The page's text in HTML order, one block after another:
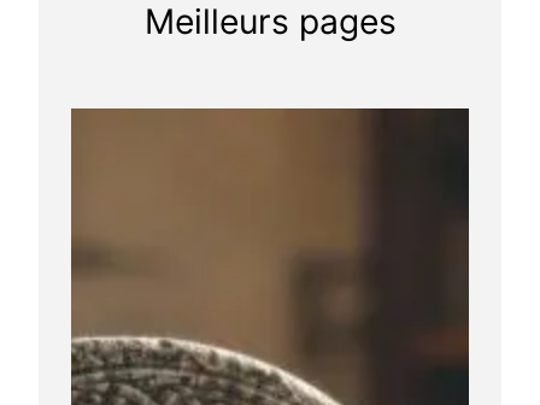
Meilleurs pages